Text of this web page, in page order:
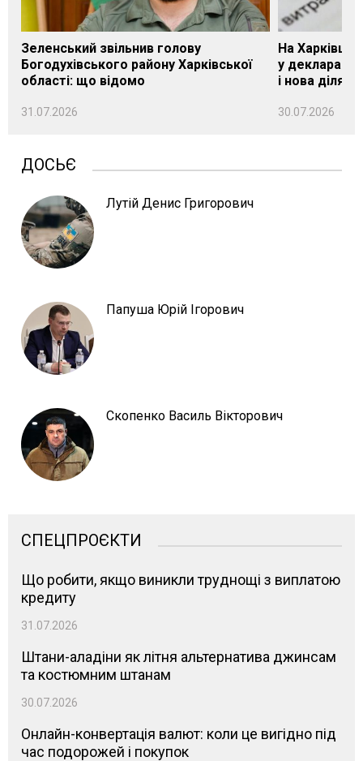
Зеленський звільнив голову
Богодухівського району Харківської
області: що відомо
31.07.2026
На
у декларації
і нова
30.07.2026
ДОСЬЄ
Лутій Денис Григорович
Папуша Юрій Ігорович
Скопенко Василь Вікторович
СПЕЦПРОЄКТИ
Що робити, якщо виникли труднощі з виплатою
кредиту
31.07.2026
Штани-аладіни як літня альтернатива джинсам
та костюмним штанам
30.07.2026
Онлайн-конвертація валют: коли це вигідно під
час подорожей і покупок